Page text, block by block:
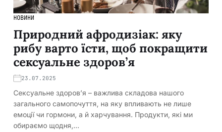
НОВИНИ
Природний афродизіак: яку
рибу варто їсти, щоб покращити
сексуальне здоров’я
23.07.2025
Сексуальне здоров’я – важлива складова нашого
загального самопочуття, на яку впливають не лише
емоції чи гормони, а й харчування. Продукти, які ми
обираємо щодня,…